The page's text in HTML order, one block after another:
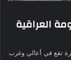
العراقية
تقع في أعالي وغرب